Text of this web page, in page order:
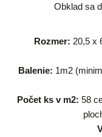
Obklad sa
Rozmer: 20,5 x
Balenie: 1m2
Počet ks v m2: 58